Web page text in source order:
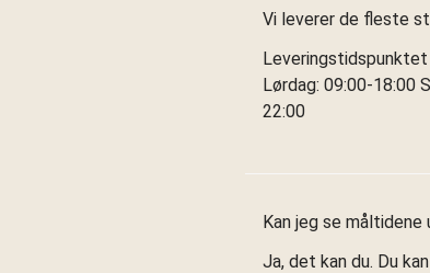
Vi leverer de fleste
Leveringstidspunktet
Lørdag: 09:00-18:00
22:00
Kan jeg se
Ja, det kan du. Du